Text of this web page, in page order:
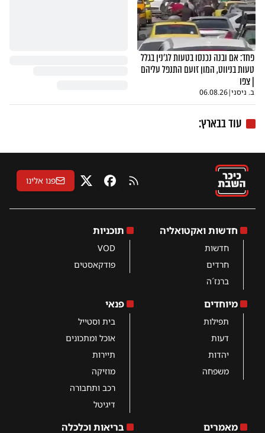
פחד: אם ובנה נכנסו בטעות לג'נין בגלל
טעות בניווט, המון זועם התנפל עליהם
| צפו
ב. ניסני|
06.08.26
עוד בבארץ:
RSS פייסבוקX פנו אלינו
חדשות ואקטואליה
חדשות
חרדים
ברנז´ה
תוכניות
VOD
פודקאסטים
מיוחדים
תפילות
דעות
יהדות
משפחה
פנאי
בית וסטייל
אוכל ומתכונים
תיירות
מוזיקה
רכב ותחבורה
דיגיטל
מאמרים בריאות וכלכלה